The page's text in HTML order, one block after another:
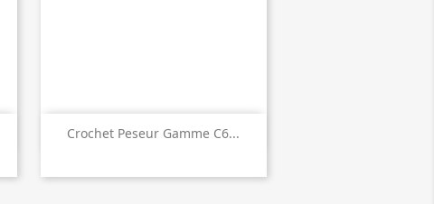
Crochet Peseur Gamme C6...
 Aperçu rapide